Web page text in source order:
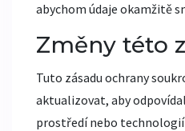
abychom údaje okamžitě
Změny této
Tuto zásadu ochrany
aktualizovat, aby
prostředí nebo